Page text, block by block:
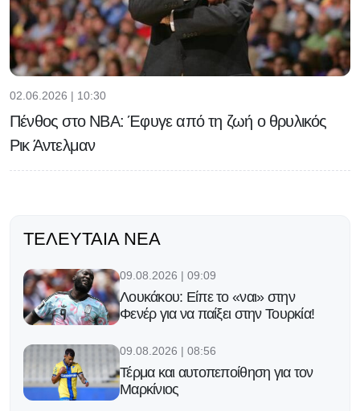
02.06.2026 | 10:30
Πένθος στο NBA: Έφυγε από τη ζωή ο θρυλικός
Ρικ Άντελμαν
ΤΕΛΕΥΤΑΊΑ ΝΈΑ
09.08.2026 | 09:09
Λουκάκου: Είπε το «ναι» στην
Φενέρ για να παίξει στην Τουρκία!
09.08.2026 | 08:56
Τέρμα και αυτοπεποίθηση για τον
Μαρκίνιος